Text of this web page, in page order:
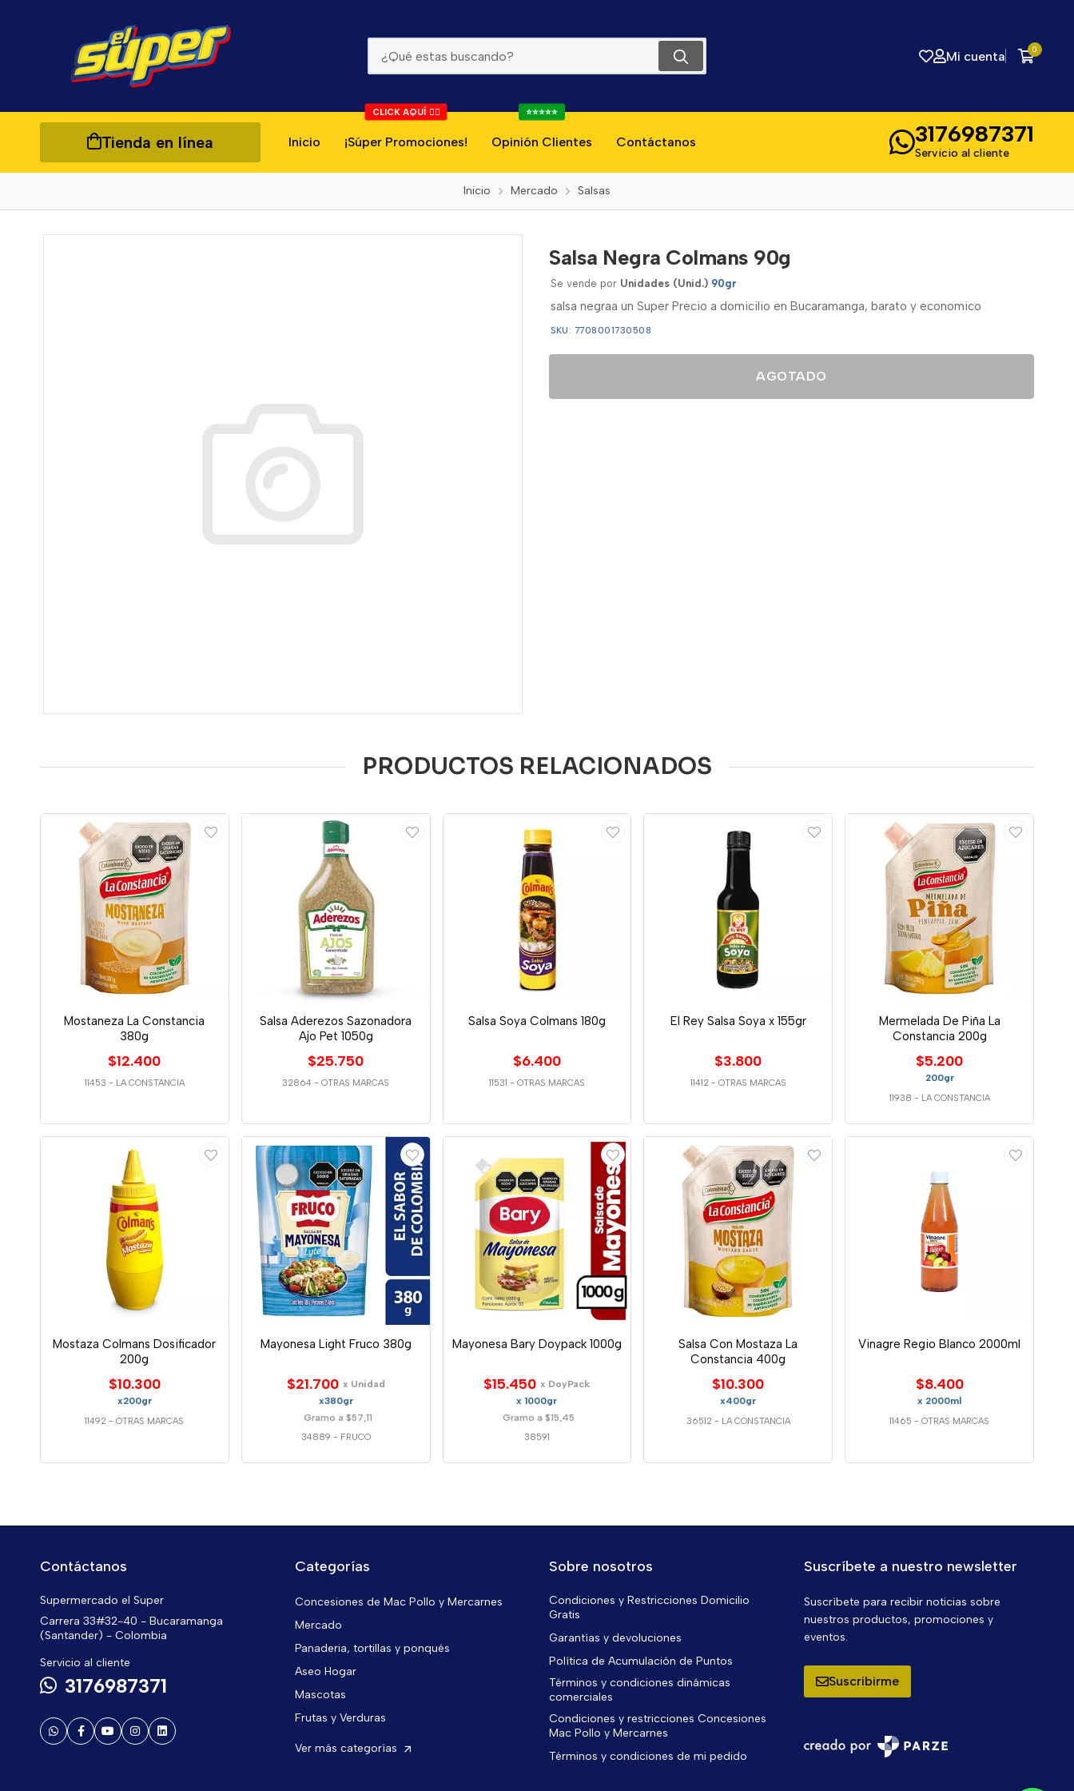
Mi cuenta 0
Tienda en línea Inicio ¡Súper Promociones!
CLICK AQUÍ 👇🏻
Opinión Clientes
⭐⭐⭐⭐⭐
Contáctanos 3176987371
Servicio al cliente
Inicio Mercado Salsas
Salsa Negra Colmans 90g
Se vende por Unidades (Unid.) 90gr
salsa negraa un Super Precio a domicilio en Bucaramanga, barato y economico
SKU: 7708001730508
AGOTADO
PRODUCTOS RELACIONADOS
Mostaneza La Constancia
380g
$12.400
11453 - LA CONSTANCIA
Salsa Aderezos Sazonadora
Ajo Pet 1050g
$25.750
32864 -OTRAS MARCAS
Salsa Soya Colmans 180g
$6.400
11531 - OTRAS MARCAS
El Rey Salsa Soya x 155gr
$3.800
11412 - OTRAS MARCAS
Mermelada De Piña La
Constancia 200g
$5.200
200gr
11938 - LA CONSTANCIA
Mostaza Colmans Dosificador
200g
$10.300
x200gr
11492 -OTRAS MARCAS
Mayonesa Light Fruco 380g
$21.700 x Unidad
x380gr
Gramo a $57,11
34889 - FRUCO
Mayonesa Bary Doypack 1000g
$15.450 x DoyPack
x 1000gr
Gramo a $15,45
38591
Salsa Con Mostaza La
Constancia 400g
$10.300
x400gr
36512 - LA CONSTANCIA
Vinagre Regio Blanco 2000ml
$8.400
x 2000ml
11465 -OTRAS MARCAS
Contáctanos
Supermercado el Super
Carrera 33#32-40 - Bucaramanga
(Santander) - Colombia
Servicio al cliente
3176987371
Categorías
Concesiones de Mac Pollo y Mercarnes
Mercado
Panaderia, tortillas y ponqués
Aseo Hogar
Mascotas
Frutas y Verduras
Ver más categorías
Sobre nosotros
Condiciones y Restricciones Domicilio
Gratis
Garantías y devoluciones
Política de Acumulación de Puntos
Términos y condiciones dinámicas
comerciales
Condiciones y restricciones Concesiones
Mac Pollo y Mercarnes
Términos y condiciones de mi pedido
Suscríbete a nuestro newsletter
Suscríbete para recibir noticias sobre
nuestros productos, promociones y
eventos.
Suscribirme